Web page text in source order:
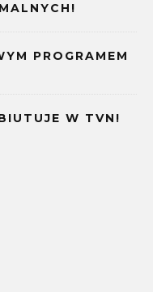
PROGRAMEM
W TVN!